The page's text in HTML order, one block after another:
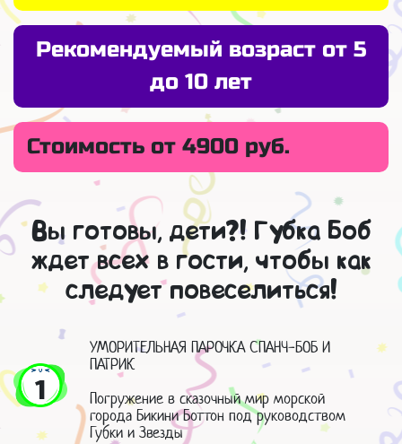
Рекомендуемый возраст от 5
до 10 лет
Стоимость от 4900 руб.
Вы готовы, дети?! Губка Боб
ждет всех в гости, чтобы как
следует повеселиться!
1
УМОРИТЕЛЬНАЯ ПАРОЧКА СПАНЧ-БОБ И
ПАТРИК
Погружение в сказочный мир морской
города Бикини Боттон под руководством
Губки и Звезды